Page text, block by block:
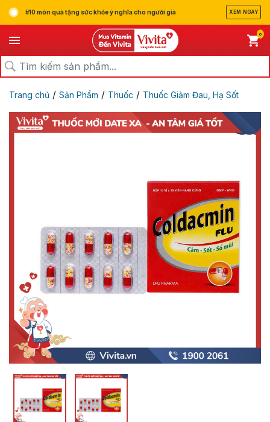
#10 món quà tặng sức khỏe ý nghĩa cho người già XEM NGAY
0
Trang chủ / Sản Phẩm / Thuốc / Thuốc Giảm Đau, Hạ Sốt